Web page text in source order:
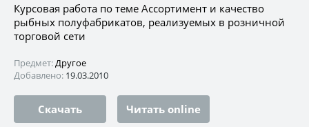
Курсовая работа по теме Ассортимент и качество
рыбных полуфабрикатов, реализуемых в розничной
торговой сети
Предмет:Другое
Добавлено: 19.03.2010
Скачать Читать online